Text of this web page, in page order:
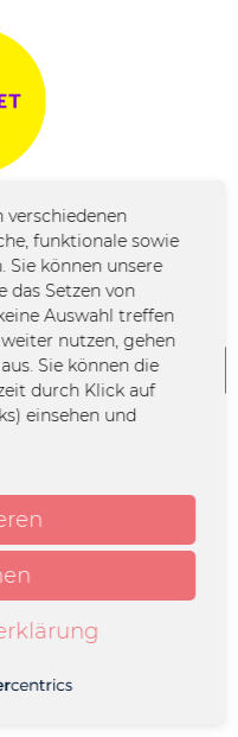
Warenkorb
GmbH & Co. KG
Straße 7 | 48153
funktionale sowie
Sie können unsere
das Setzen von
Auswahl treffen
nutzen, gehen
Sie können die
durch Klick auf
einsehen und